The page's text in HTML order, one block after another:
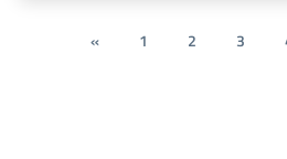
« 1 2 3